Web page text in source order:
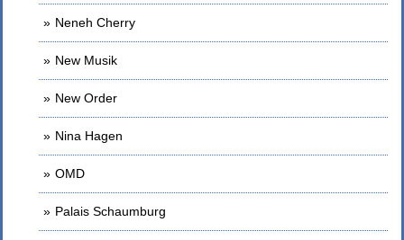
Neneh Cherry
New Musik
New Order
Nina Hagen
OMD
Palais Schaumburg